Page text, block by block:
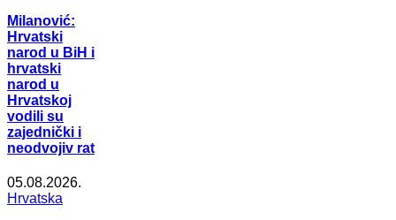
Milanović:
Hrvatski
narod u BiH i
hrvatski
narod u
Hrvatskoj
vodili su
zajednički i
neodvojiv rat
05.08.2026.
Hrvatska